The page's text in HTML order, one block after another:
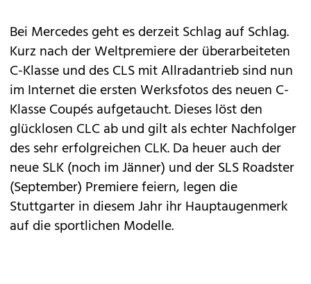
Bei Mercedesgeht es derzeit Schlag auf Schlag.
Kurz nach der Weltpremiere der überarbeiteten
C-Klasseund desCLS mit Allradantriebsind nun
im Internet die ersten Werksfotos des neuen C-
Klasse Coupés aufgetaucht. Dieses löst den
glücklosen CLC ab und gilt als echter Nachfolger
des sehr erfolgreichen CLK. Da heuer auch der
neue SLK(noch im Jänner) und der SLS Roadster
(September) Premiere feiern, legen die
Stuttgarter in diesem Jahr ihr Hauptaugenmerk
auf die sportlichen Modelle.